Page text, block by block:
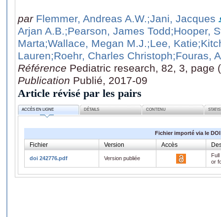
par Flemmer, Andreas A.W.;Jani, Jacques
Arjan A.B.;Pearson, James Todd;Hooper,
Marta;Wallace, Megan M.J.;Lee, Katie
Lauren;Roehr, Charles Christoph;Fouras,
Référence Pediatric research, 82, 3, page
Publication Publié, 2017-09
Article révisé par les pairs
ACCÈS EN LIGNE DÉTAILS CONTENU
Fichier importé via le DOI
Fichier Version Accès
doi 242776.pdf Version publiée
or